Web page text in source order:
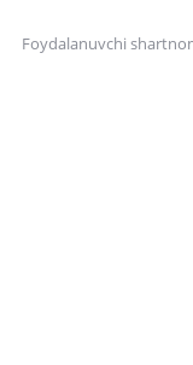
Foydalanuvchi